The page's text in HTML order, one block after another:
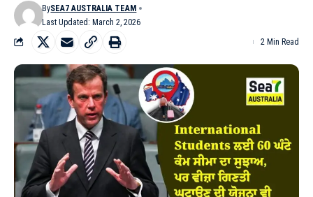
Last Updated: March 2, 2026
BySEA7 AUSTRALIA TEAM
2 Min Read